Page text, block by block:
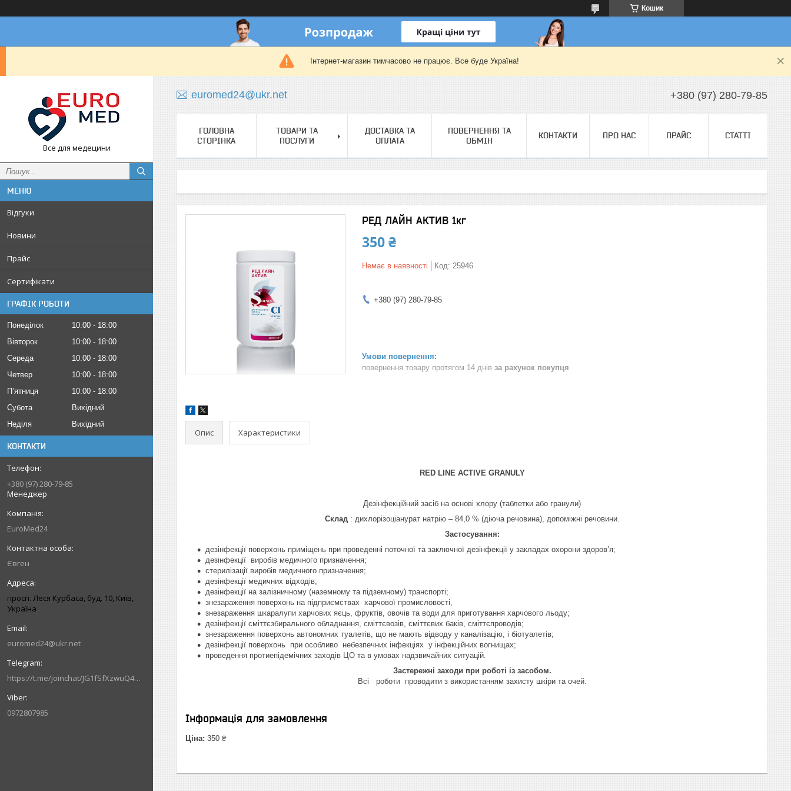
Кошик
Інтернет-магазин тимчасово не працює. Все буде Україна!
Все для медецини
Відгуки
Новини
Прайс
Сертифікати
ГРАФІК РОБОТИ
Понеділок 10:00
18:00
Вівторок
10:00
18:00
Середа
10:00
18:00
Четвер
10:00
18:00
Пʼятниця
10:00
18:00
Субота
Вихідний
Неділя
Вихідний
КОНТАКТИ
+380 (97) 280-79-85
Менеджер
EuroMed24
Євген
просп. Леся Курбаса, буд. 10, Київ,
Україна
euromed24@ukr.net
https://t.me/joinchat/JG1fSfXzwuQ4MzVi
0972807985
euromed24@ukr.net +380 (97) 280-79-85
ГОЛОВНА
СТОРІНКА
ТОВАРИ ТА
ПОСЛУГИ
ДОСТАВКА ТА
ОПЛАТА
ПОВЕРНЕННЯ ТА
ОБМІН
КОНТАКТИ ПРО НАС ПРАЙС СТАТТІ
РЕД ЛАЙН АКТИВ 1кг
350 ₴
Немає в наявності Код: 25946
+380 (97) 280-79-85
повернення товару протягом 14 днів за рахунок покупця
Опис Характеристики
RED LINE ACTIVE GRANULY
Дезінфекційний засіб на основі хлору (таблетки або гранули)
Склад : дихлорізоціанурат натрію – 84,0 % (діюча речовина), допоміжні речовини.
Застосування:
дезінфекції поверхонь приміщень при проведенні поточної та заключної дезінфекції у закладах охорони здоров’я;
дезінфекції виробів медичного призначення;
стерилізації виробів медичного призначення;
дезінфекції медичних відходів;
дезінфекції на залізничному (наземному та підземному) транспорті;
знезараження поверхонь на підприємствах харчової промисловості,
знезараження шкаралупи харчових яєць, фруктів, овочів та води для приготування харчового льоду;
дезінфекції сміттєзбирального обладнання, сміттєвозів, сміттєвих баків, сміттєпроводів;
знезараження поверхонь автономних туалетів, що не мають відводу у каналізацію, і біотуалетів;
дезінфекції поверхонь при особливо небезпечних інфекціях у інфекційних вогнищах;
проведення протиепідемічних заходів ЦО та в умовах надзвичайних ситуацій.
Застережні заходи при роботі із засобом.
Всі роботи проводити з використанням захисту шкіри та очей.
Інформація для замовлення
Ціна: 350 ₴